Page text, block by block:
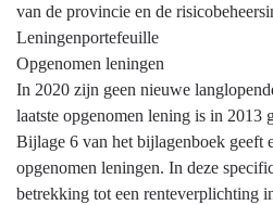
navigatie
Financiering,
treasury
Provinciefinanciering
van de provincie en de
Leningenportefeuille
Opgenomen leningen
In 2020 zijn geen nieuwe
laatste opgenomen lening is in 2013
Bijlage 6 van het bijlagenboek geeft
opgenomen leningen. In deze
betrekking tot een renteverplichting